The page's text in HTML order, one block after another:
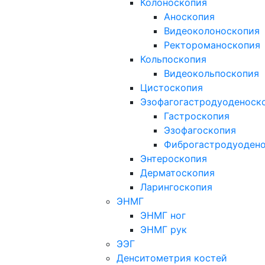
Колоноскопия
Аноскопия
Видеоколоноскопия
Ректороманоскопия
Кольпоскопия
Видеокольпоскопия
Цистоскопия
Гастроскопия
Эзофагоскопия
Энтероскопия
Дерматоскопия
Ларингоскопия
ЭНМГ
ЭНМГ ног
ЭНМГ рук
ЭЭГ
Денситометрия костей